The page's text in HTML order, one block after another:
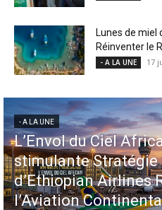
Lunes de miel
Réinventer le
- A LA UNE 17
- A LA UNE
L’Envol du Ciel
stimulante Stratégie
d’Ethiopian Airlines
l’Aviation